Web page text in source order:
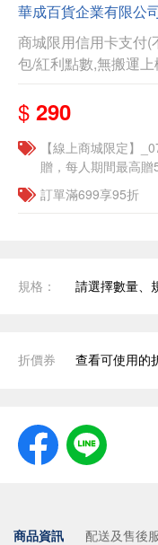
華成百貨企業有限公
商城限用信用卡支付
包/紅利點數,無搬運
$ 290
【線上商城限定】
贈，每人期間最高贈
訂單滿699享95折
規格： 請選擇數量、
折價券 查看可使用的
商品資訊 配送及售後